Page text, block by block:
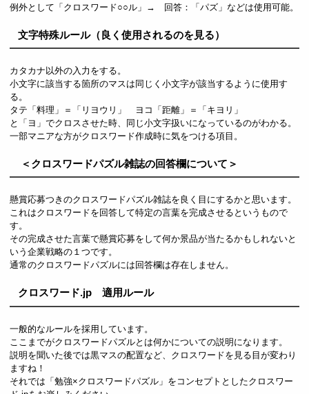
例外として「クロスワード○○ル」→ 回答：「パズ」などは使用可能。
文字特殊ルール（良く使用されるのを見る）
カタカナ以外の入力をする。
小文字に該当する箇所のマスは同じく小文字が該当するように使用す
る。
タテ「料理」＝「リヨウリ」 ヨコ「距離」＝「キヨリ」
と「ヨ」でクロスさせた時、同じ小文字扱いになっているのがわかる。
一部マニアな方がクロスワード作成時に気をつける項目。
＜クロスワードパズル雑誌の回答欄について＞
懸賞応募つきのクロスワードパズル雑誌を良く目にするかと思います。
これはクロスワードを回答して特定の言葉を完成させるというもので
す。
その完成させた言葉で懸賞応募をして何か景品が当たるかもしれないと
いう企業戦略の１つです。
通常のクロスワードパズルには回答欄は存在しません。
クロスワード.jp 適用ルール
一般的なルールを採用しています。
ここまでがクロスワードパズルとは何かについての説明になります。
説明を聞いた後では黒マスの配置など、クロスワードを見る目が変わり
ますね！
それでは「勉強×クロスワードパズル」をコンセプトとしたクロスワー